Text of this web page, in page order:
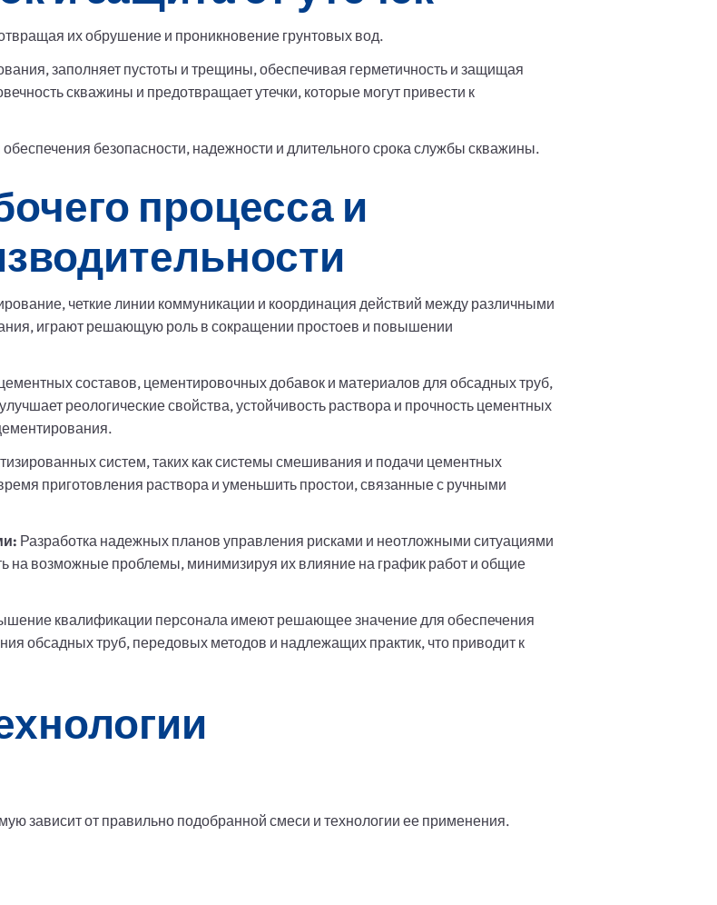
их обрушение и проникновение грунтовых вод.
заполняет пустоты и трещины, обеспечивая герметичность и защищая
скважины и предотвращает утечки, которые могут привести к
безопасности, надежности и длительного срока службы скважины.
процесса и
четкие линии коммуникации и координация действий между различными
играют решающую роль в сокращении простоев и повышении
составов, цементировочных добавок и материалов для обсадных труб,
реологические свойства, устойчивость раствора и прочность цементных
систем, таких как системы смешивания и подачи цементных
приготовления раствора и уменьшить простои, связанные с ручными
Разработка надежных планов управления рисками и неотложными ситуациями
на возможные проблемы, минимизируя их влияние на график работ и общие
квалификации персонала имеют решающее значение для обеспечения
обсадных труб, передовых методов и надлежащих практик, что приводит к
зависит от правильно подобранной смеси и технологии ее применения.